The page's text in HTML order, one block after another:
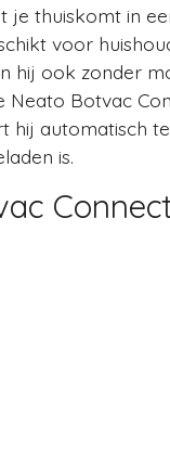
thuiskomt in
voor
hij ook zonder
Botvac
hij automatisch
is.